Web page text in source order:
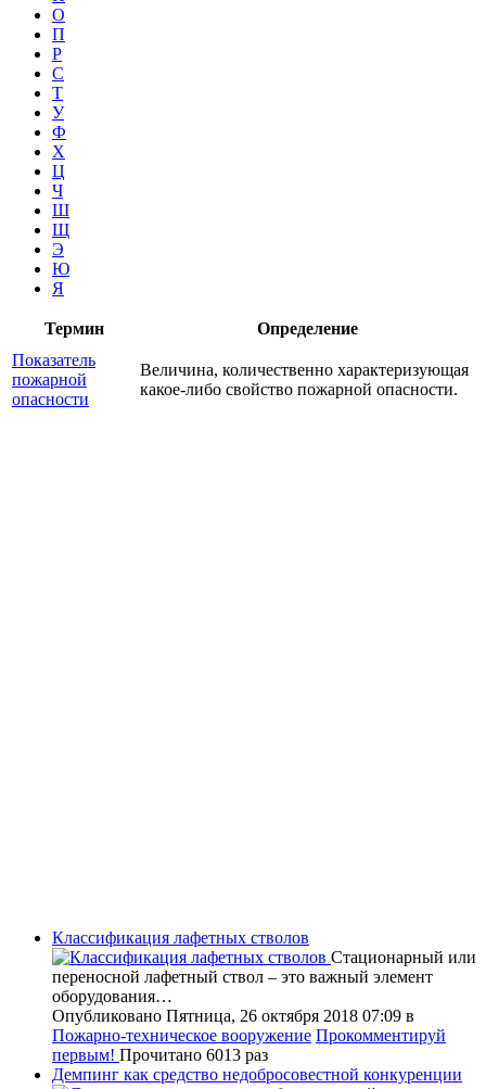
О
П
Р
С
Т
У
Ф
Х
Ц
Ч
Ш
Щ
Э
Ю
Я
Термин
Определение
Показатель
пожарной
опасности
Величина, количественно характеризующая
какое-либо свойство пожарной опасности.
Классификация лафетных стволов
Стационарный или
переносной лафетный ствол – это важный элемент
оборудования…
Опубликовано Пятница, 26 октября 2018 07:09 в
Пожарно-техническое вооружение Прокомментируй
первым! Прочитано 6013 раз
Демпинг как средство недобросовестной конкуренции